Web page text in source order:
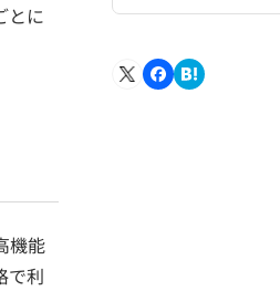
とに
機能
で利
2025年2月
2024年3月
2023年4月
2022年5月
2021年6月
2020年7月
2019年8月
2018年9月
2017年10月